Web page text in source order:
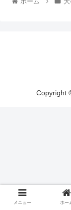
Copyright
メニュー ホー